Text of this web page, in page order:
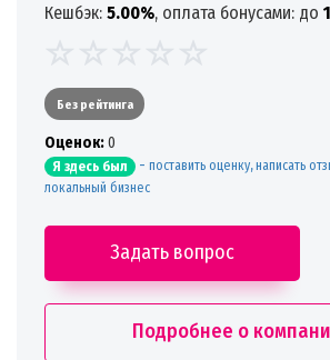
Кешбэк: 5.00%, оплата бонусами: до
Без рейтинга
Oценок:0
Я здесь был - поставить оценку, написать
локальный бизнес
Задать вопрос
Подробнее о